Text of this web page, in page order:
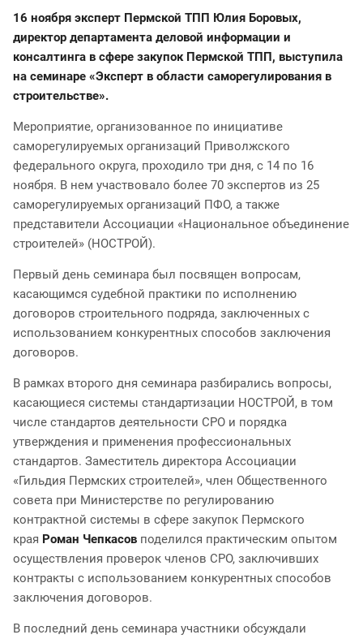
16 ноября эксперт Пермской ТПП Юлия Боровых,
директор департамента деловой информации и
консалтинга в сфере закупок Пермской ТПП, выступила
на семинаре «Эксперт в области саморегулирования в
строительстве».
Мероприятие, организованное по инициативе
саморегулируемых организаций Приволжского
федерального округа, проходило три дня, с 14 по 16
ноября. В нем участвовало более 70 экспертов из 25
саморегулируемых организаций ПФО, а также
представители Ассоциации «Национальное объединение
строителей» (НОСТРОЙ).
Первый день семинара был посвящен вопросам,
касающимся судебной практики по исполнению
договоров строительного подряда, заключенных с
использованием конкурентных способов заключения
договоров.
В рамках второго дня семинара разбирались вопросы,
касающиеся системы стандартизации НОСТРОЙ, в том
числе стандартов деятельности СРО и порядка
утверждения и применения профессиональных
стандартов. Заместитель директора Ассоциации
«Гильдия Пермских строителей», член Общественного
совета при Министерстве по регулированию
контрактной системы в сфере закупок Пермского
края Роман Чепкасов поделился практическим опытом
осуществления проверок членов СРО, заключивших
контракты с использованием конкурентных способов
заключения договоров.
В последний день семинара участники обсуждали